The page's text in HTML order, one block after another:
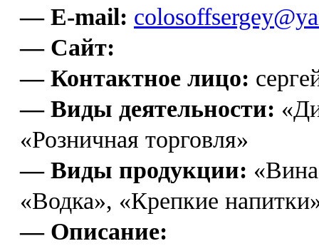
— E-mail:
— Сайт:
— Контактное лицо:
— Виды деятельности:
«Розничная торговля»
— Виды продукции:
«Водка», «Крепкие
— Описание: